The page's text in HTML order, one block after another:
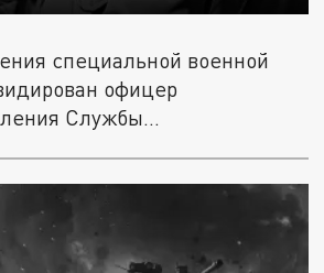
специальной военной
офицер
Службы